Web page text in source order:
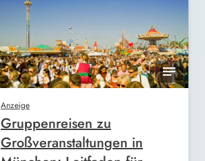
Anzeige
Gruppenreisen zu
Großveranstaltungen in